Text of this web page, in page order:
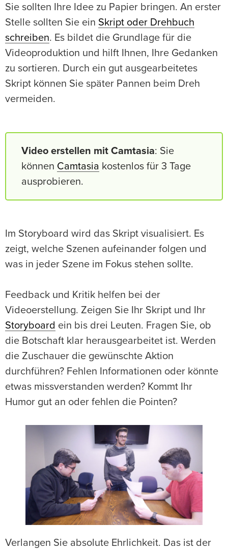
Sie sollten Ihre Idee zu Papier bringen. An erster
Stelle sollten Sie ein Skript oder Drehbuch
schreiben. Es bildet die Grundlage für die
Videoproduktion und hilft Ihnen, Ihre Gedanken
zu sortieren. Durch ein gut ausgearbeitetes
Skript können Sie später Pannen beim Dreh
vermeiden.
Video erstellen mit Camtasia: Sie
können Camtasia kostenlos für 3 Tage
ausprobieren.
Im Storyboard wird das Skript visualisiert. Es
zeigt, welche Szenen aufeinander folgen und
was in jeder Szene im Fokus stehen sollte.
Feedback und Kritik helfen bei der
Videoerstellung. Zeigen Sie Ihr Skript und Ihr
Storyboard ein bis drei Leuten. Fragen Sie, ob
die Botschaft klar herausgearbeitet ist. Werden
die Zuschauer die gewünschte Aktion
durchführen? Fehlen Informationen oder könnte
etwas missverstanden werden? Kommt Ihr
Humor gut an oder fehlen die Pointen?
Verlangen Sie absolute Ehrlichkeit. Das ist der